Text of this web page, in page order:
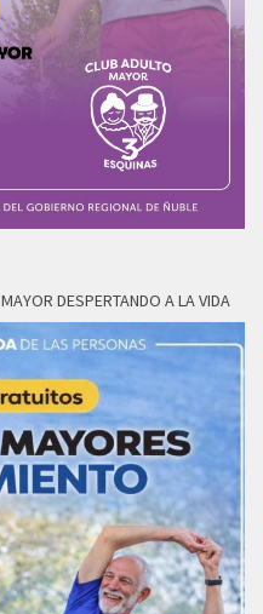
DESPERTANDO A LA VIDA